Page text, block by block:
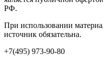
РФ.
При использовании
источник обязательна.
+7(495) 973-90-80